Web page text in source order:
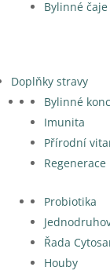
Bylinné čaje
Doplňky stravy
Bylinné
Imunita
Přírodní
Regenerace
Probiotika
Řada
Houby